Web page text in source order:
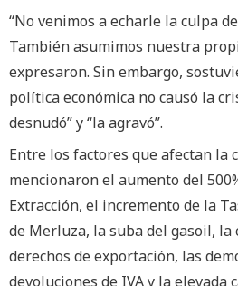
“No venimos a echarle la culpa
También asumimos nuestra
expresaron. Sin embargo,
política económica no causó la
desnudó” y “la agravó”.
Entre los factores que afectan la
mencionaron el aumento del
Extracción, el incremento de la
de Merluza, la suba del gasoil, la
derechos de exportación, las
devoluciones de IVA y la elevada